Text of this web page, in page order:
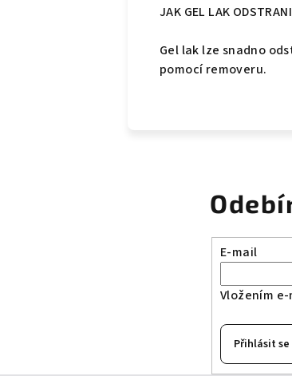
JAK GEL LAK
Gel lak lze snadno
pomocí removeru.
E-mail
Vložením
Přihlásit se